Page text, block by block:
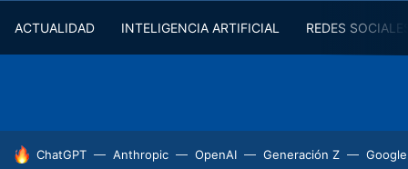
ACTUALIDAD INTELIGENCIA ARTIFICIAL REDES
HOY SE HABLA DE
ChatGPT Anthropic OpenAI Generación Z